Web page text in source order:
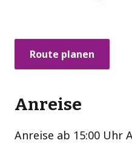
Route planen
Anreise
Anreise ab 15:00 Uhr